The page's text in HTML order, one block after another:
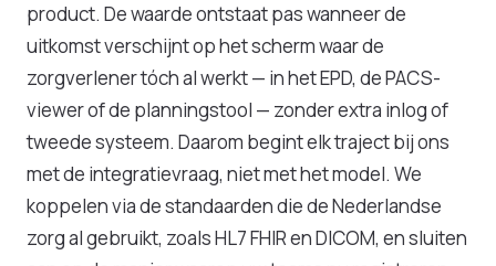
product. De waarde ontstaat pas wanneer de
uitkomst verschijnt op het scherm waar de
zorgverlener tóch al werkt — in het EPD, de PACS-
viewer of de planningstool — zonder extra inlog of
tweede systeem. Daarom begint elk traject bij ons
met de integratievraag, niet met het model. We
koppelen via de standaarden die de Nederlandse
zorg al gebruikt, zoals HL7 FHIR en DICOM, en sluiten